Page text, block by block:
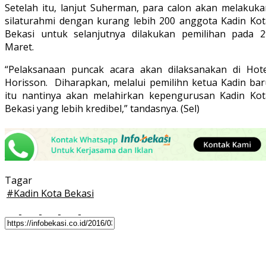
Setelah itu, lanjut Suherman, para calon akan
silaturahmi dengan kurang lebih 200 anggota Kadin
Bekasi untuk selanjutnya dilakukan pemilihan pada
Maret.
“Pelaksanaan puncak acara akan dilaksanakan di
Horisson. Diharapkan, melalui pemilihn ketua Kadin
itu nantinya akan melahirkan kepengurusan Kadin
Bekasi yang lebih kredibel,” tandasnya. (Sel)
Tagar
#Kadin Kota Bekasi